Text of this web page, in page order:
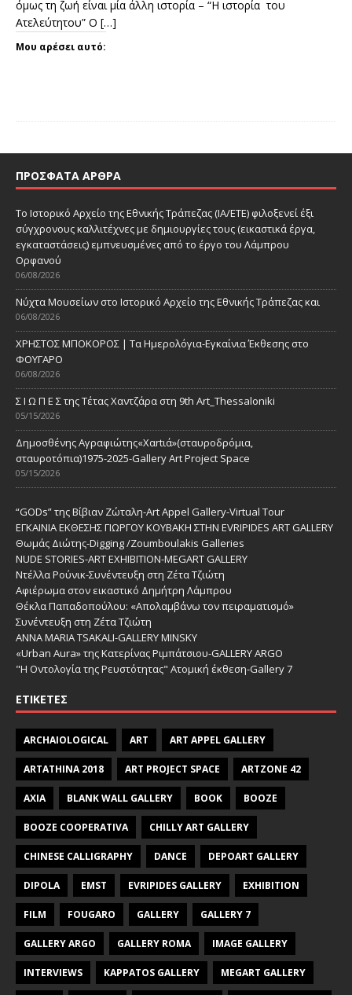
όμως τη ζωή είναι μία άλλη ιστορία – “Η ιστορία του
Ατελεύτητου” Ο […]
Μου αρέσει αυτό:
ΠΡΌΣΦΑΤΑ ΆΡΘΡΑ
Το Ιστορικό Αρχείο της Εθνικής Τράπεζας (ΙΑ/ΕΤΕ) φιλοξενεί έξι
σύγχρονους καλλιτέχνες με δημιουργίες τους (εικαστικά έργα,
εγκαταστάσεις) εμπνευσμένες από το έργο του Λάμπρου
Ορφανού
06/08/2026
Νύχτα Μουσείων στο Ιστορικό Αρχείο της Εθνικής Τράπεζας και
06/08/2026
ΧΡΗΣΤΟΣ ΜΠΟΚΟΡΟΣ | Τα Ημερολόγια-Εγκαίνια Έκθεσης στο
ΦΟΥΓΑΡΟ
06/08/2026
Σ Ι Ω Π Ε Σ της Τέτας Χαντζάρα στη 9th Art_Thessaloniki
05/15/2026
Δημοσθένης Αγραφιώτης«Xαrtιά»(σταυροδρόμια,
σταυροτόπια)1975-2025-Gallery Art Project Space
05/15/2026
“GODs” της Βίβιαν Ζώταλη-Art Appel Gallery-Virtual Tour
ΕΓΚΑΙΝΙΑ ΕΚΘΕΣΗΣ ΓΙΩΡΓΟΥ ΚΟΥΒΑΚΗ ΣΤΗΝ EVRIPIDES ART GALLERY
Θωμάς Διώτης-Digging /Zoumboulakis Galleries
NUDE STORIES-ΑRT EXHIBITION-MEGART GALLERY
Ντέλλα Ρούνικ-Συνέντευξη στη Ζέτα Τζιώτη
Αφιέρωμα στον εικαστικό Δημήτρη Λάμπρου
Θέκλα Παπαδοπούλου: «Απολαμβάνω τον πειραματισμό»
Συνέντευξη στη Ζέτα Τζιώτη
ANNA MARIA TSAKALI-GALLERY MINSKY
«Urban Aura» της Κατερίνας Ριμπάτσιου-GALLERY ARGO
"Η Οντολογία της Ρευστότητας" Ατομική έκθεση-Gallery 7
ΕΤΙΚΈΤΕΣ
ARCHAIOLOGICAL ART ART APPEL GALLERY
ARTATHINA 2018 ART PROJECT SPACE ARTZONE 42
AXIA BLANK WALL GALLERY BOOK BOOZE
BOOZE COOPERATIVA CHILLY ART GALLERY
CHINESE CALLIGRAPHY DANCE DEPOART GALLERY
DIPOLA EMST EVRIPIDES GALLERY EXHIBITION
FILM FOUGARO GALLERY GALLERY 7
GALLERY ARGO GALLERY ROMA IMAGE GALLERY
INTERVIEWS KAPPATOS GALLERY MEGART GALLERY